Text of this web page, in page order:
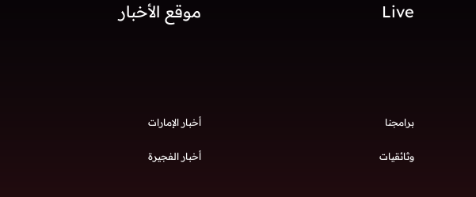
Live موقع الأخبار
برامجنا
وثائقيات
أخبار الإمارات
أخبار الفجيرة